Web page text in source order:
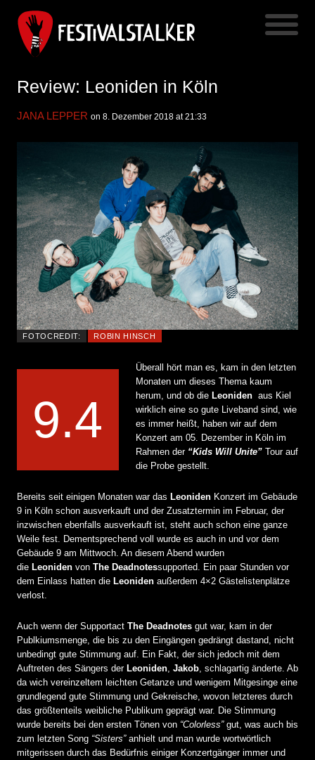
Review: Leoniden in Köln
JANA LEPPER on 8. Dezember 2018 at 21:33
FOTOCREDIT: ROBIN HINSCH
9.4
Überall hört man es, kam in den letzten
Monaten um dieses Thema kaum
herum, und ob die Leonidenaus Kiel
wirklich eine so gute Liveband sind, wie
es immer heißt, haben wir auf dem
Konzert am 05. Dezember in Köln im
Rahmen der “Kids Will Unite” Tour auf
die Probe gestellt.
Bereits seit einigen Monaten war das Leoniden Konzert im Gebäude
9 in Köln schon ausverkauft und der Zusatztermin im Februar, der
inzwischen ebenfalls ausverkauft ist, steht auch schon eine ganze
Weile fest. Dementsprechend voll wurde es auch in und vor dem
Gebäude 9 am Mittwoch. An diesem Abend wurden
die Leoniden von The Deadnotessupported. Ein paar Stunden vor
dem Einlass hatten die Leoniden außerdem 4×2 Gästelistenplätze
verlost.
Auch wenn der Supportact The Deadnotes gut war, kam in der
Publkiumsmenge, die bis zu den Eingängen gedrängt dastand, nicht
unbedingt gute Stimmung auf. Ein Fakt, der sich jedoch mit dem
Auftreten des Sängers der Leoniden Jakob , schlagartig änderte. Ab
da wich vereinzeltem leichten Getanze und wenigem Mitgesinge eine
grundlegend gute Stimmung und Gekreische, wovon letzteres durch
das größtenteils weibliche Publikum geprägt war. Die Stimmung
wurde bereits bei den ersten Tönen von “Colorless” gut, was auch bis
zum letzten Song “Sisters”anhielt und man wurde wortwörtlich
mitgerissen durch das Bedürfnis einiger Konzertgänger immer und